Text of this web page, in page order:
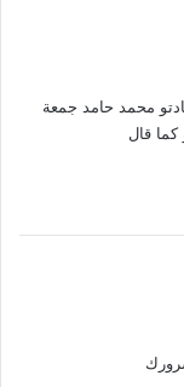
محمد حامد جمعة
كما قال